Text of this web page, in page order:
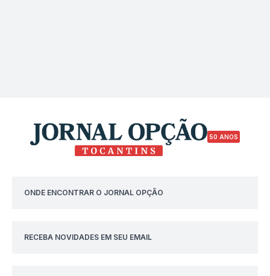
50 ANOS
ONDE ENCONTRAR O JORNAL OPÇÃO
RECEBA NOVIDADES EM SEU EMAIL